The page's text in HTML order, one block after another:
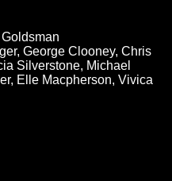
George Clooney, Chris
Silverstone, Michael
Elle Macpherson, Vivica